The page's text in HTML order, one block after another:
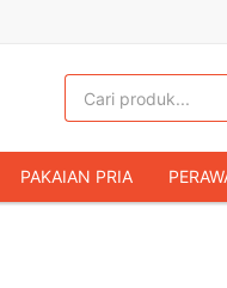
PAKAIAN PRIA
IBU &